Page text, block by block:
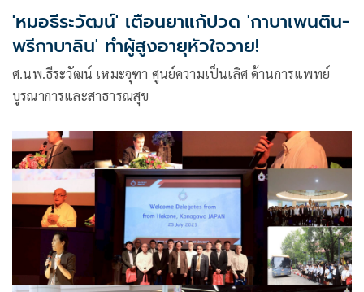
'หมอธีระวัฒน์' เตือนยาแก้ปวด 'กาบาเพนติน-
พรีกาบาลิน' ทำผู้สูงอายุหัวใจวาย!
ศ.นพ.ธีระวัฒน์ เหมะจุฑา ศูนย์ความเป็นเลิศ ด้านการแพทย์
บูรณาการและสาธารณสุข